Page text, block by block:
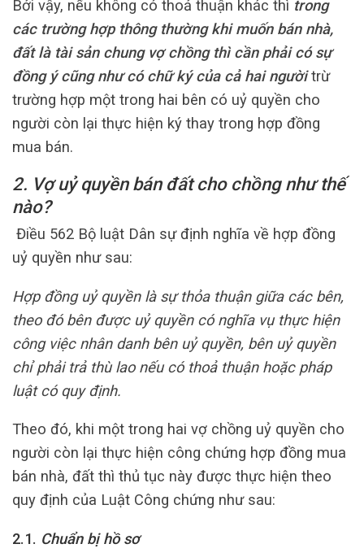
Bởi vậy, nếu không có thoả thuận khác thì trong
các trường hợp thông thường khi muốn bán nhà,
đất là tài sản chung vợ chồng thì cần phải có sự
đồng ý cũng như có chữ ký của cả hai ngườitrừ
trường hợp một trong hai bên có uỷ quyền cho
người còn lại thực hiện ký thay trong hợp đồng
mua bán.
2. Vợ uỷ quyền bán đất cho chồng như thế
nào?
Điều 562 Bộ luật Dân sự định nghĩa về hợp đồng
uỷ quyền như sau:
Hợp đồng uỷ quyền là sự thỏa thuận giữa các bên,
theo đó bên được uỷ quyền có nghĩa vụ thực hiện
công việc nhân danh bên uỷ quyền, bên uỷ quyền
chỉ phải trả thù lao nếu có thoả thuận hoặc pháp
luật có quy định.
Theo đó, khi một trong hai vợ chồng uỷ quyền cho
người còn lại thực hiện công chứng hợp đồng mua
bán nhà, đất thì thủ tục này được thực hiện theo
quy định của Luật Công chứng như sau:
2.1. Chuẩn bị hồ sơ